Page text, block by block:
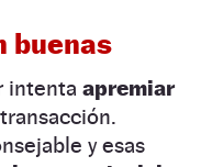
buenas
intenta apremiar
y esas